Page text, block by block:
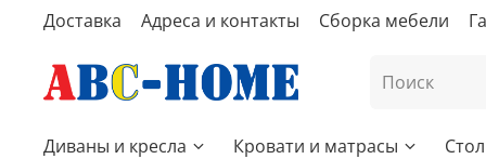
Доставка Адреса и контакты Сборка мебели
Диваны и кресла Кровати и матрасы